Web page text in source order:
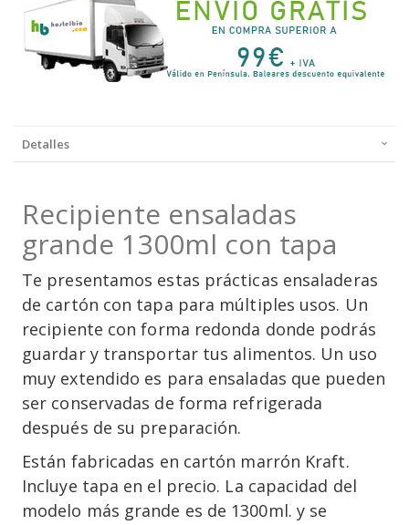
Detalles
Recipiente ensaladas
grande 1300ml con tapa
Te presentamos estas prácticas ensaladeras
de cartón con tapa para múltiples usos. Un
recipiente con forma redonda donde podrás
guardar y transportar tus alimentos. Un uso
muy extendido es para ensaladas que pueden
ser conservadas de forma refrigerada
después de su preparación.
Están fabricadas en cartón marrón Kraft.
Incluye tapa en el precio. La capacidad del
modelo más grande es de 1300ml. y se